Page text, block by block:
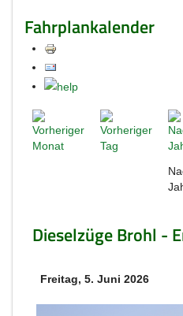
Fahrplankalender
Dieselzüge Brohl -
Freitag, 5. Juni 2026